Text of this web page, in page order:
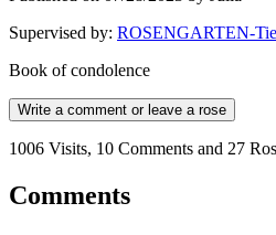
Supervised by: ROSENGARTEN-
Book of condolence
Write a comment or leave a rose
1006 Visits, 10 Comments and 27
Comments